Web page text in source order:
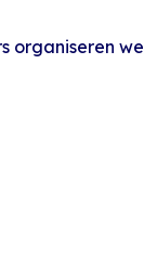
organiseren